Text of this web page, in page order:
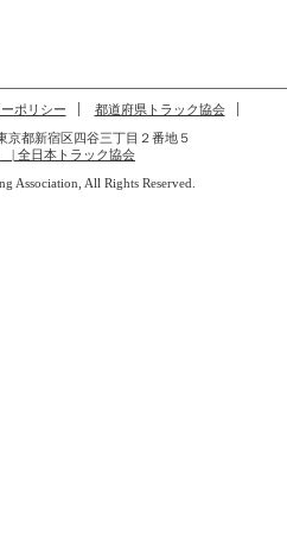
ポリシー
都道府県トラック協会
都新宿区四谷三丁目２番地５
| 全日本トラック協会
Association, All Rights Reserved.